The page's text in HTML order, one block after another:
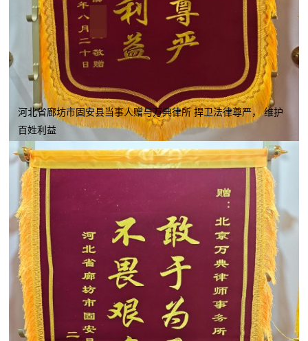
河北省廊坊市固安县当事人赠与万典律所 捍卫法律尊严， 维护
百姓利益